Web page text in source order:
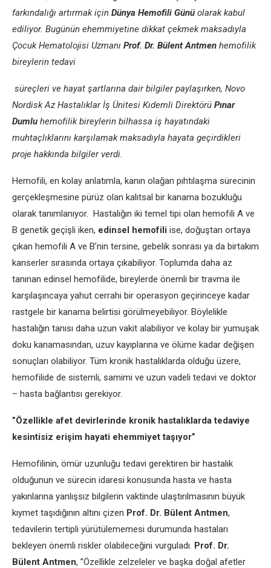
farkındalığı artırmak için Dünya Hemofili Günü olarak kabul
ediliyor. Bugünün ehemmiyetine dikkat çekmek maksadıyla
Çocuk Hematolojisi Uzmanı Prof. Dr. Bülent Antmen hemofilik
bireylerin tedavi
süreçleri ve hayat şartlarına dair bilgiler paylaşırken, Novo
Nordisk Az Hastalıklar İş Ünitesi Kıdemli Direktörü Pınar
Dumlu hemofilik bireylerin bilhassa iş hayatındaki
muhtaçlıklarını karşılamak maksadıyla hayata geçirdikleri
proje hakkında bilgiler verdi.
Hemofili, en kolay anlatımla, kanın olağan pıhtılaşma sürecinin
gerçekleşmesine pürüz olan kalıtsal bir kanama bozukluğu
olarak tanımlanıyor. Hastalığın iki temel tipi olan hemofili A ve
B genetik geçişli iken, edinsel hemofili ise, doğuştan ortaya
çıkan hemofili A ve B’nin tersine, gebelik sonrası ya da birtakım
kanserler sırasında ortaya çıkabiliyor. Toplumda daha az
tanınan edinsel hemofilide, bireylerde önemli bir travma ile
karşılaşıncaya yahut cerrahi bir operasyon geçirinceye kadar
rastgele bir kanama belirtisi görülmeyebiliyor. Böylelikle
hastalığın tanısı daha uzun vakit alabiliyor ve kolay bir yumuşak
doku kanamasından, uzuv kayıplarına ve ölüme kadar değişen
sonuçları olabiliyor. Tüm kronik hastalıklarda olduğu üzere,
hemofilide de sistemli, samimi ve uzun vadeli tedavi ve doktor
– hasta bağlantısı gerekiyor.
”Özellikle afet devirlerinde kronik hastalıklarda tedaviye
kesintisiz erişim hayati ehemmiyet taşıyor”
Hemofilinin, ömür uzunluğu tedavi gerektiren bir hastalık
olduğunun ve sürecin idaresi konusunda hasta ve hasta
yakınlarına yanlışsız bilgilerin vaktinde ulaştırılmasının büyük
kıymet taşıdığının altını çizen Prof. Dr. Bülent Antmen,
tedavilerin tertipli yürütülememesi durumunda hastaları
bekleyen önemli riskler olabileceğini vurguladı. Prof. Dr.
Bülent Antmen, ”Özellikle zelzeleler ve başka doğal afetler